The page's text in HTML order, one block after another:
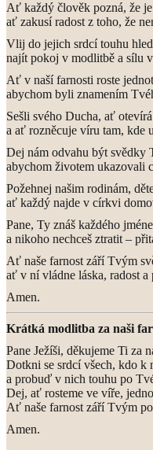
Ať každý člověk pozná, že
ať zakusí radost z toho, že
Vlij do jejich srdcí touhu
najít pokoj v modlitbě a sílu
Ať v naší farnosti roste
abychom byli znamením
Sešli svého Ducha, ať
a ať rozněcuje víru tam, kde
Dej nám odvahu být svědky
abychom životem ukazovali
Požehnej našim rodinám,
ať každý najde v církvi
Pane, Ty znáš každého
a nikoho nechceš ztratit –
Ať naše farnost září Tvým
ať v ní vládne láska, radost a
Amen.
Krátká modlitba za naši
Pane Ježíši, děkujeme Ti za
Dotkni se srdcí všech, kdo k
a probuď v nich touhu po
Dej, ať rosteme ve víře,
Ať naše farnost září Tvým
Amen.